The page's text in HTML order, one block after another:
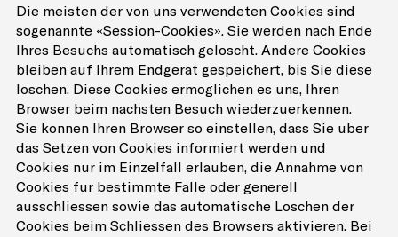
Die meisten der von uns verwendeten Cookies sind
sogenannte «Session-Cookies». Sie werden nach Ende
Ihres Besuchs automatisch gelöscht. Andere Cookies
bleiben auf Ihrem Endgerät gespeichert, bis Sie diese
löschen. Diese Cookies ermöglichen es uns, Ihren
Browser beim nächsten Besuch wiederzuerkennen.
Sie können Ihren Browser so einstellen, dass Sie über
das Setzen von Cookies informiert werden und
Cookies nur im Einzelfall erlauben, die Annahme von
Cookies für bestimmte Fälle oder generell
ausschliessen sowie das automatische Löschen der
Cookies beim Schliessen des Browsers aktivieren. Bei